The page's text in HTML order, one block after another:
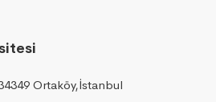
Ortaköy,İstanbul